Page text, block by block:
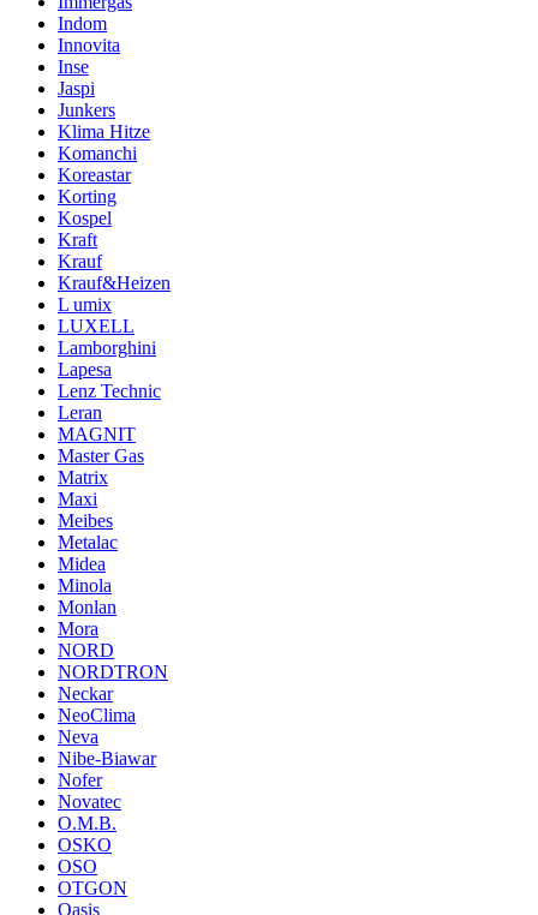
Indom
Innovita
Inse
Jaspi
Junkers
Klima Hitze
Komanchi
Koreastar
Korting
Kospel
Kraft
Krauf
Krauf&Heizen
L umix
LUXELL
Lamborghini
Lapesa
Lenz Technic
Leran
MAGNIT
Master Gas
Matrix
Maxi
Meibes
Metalac
Midea
Minola
Monlan
Mora
NORD
NORDTRON
Neckar
NeoClima
Neva
Nibe-Biawar
Nofer
Novatec
O.M.B.
OSKO
OSO
OTGON
Oasis